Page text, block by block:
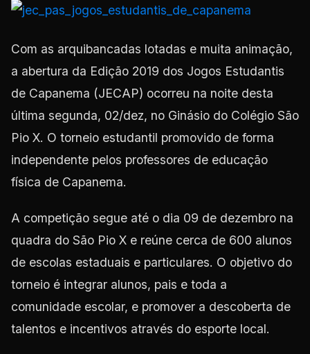
Com as arquibancadas lotadas e muita animação,
a abertura da Edição 2019 dos Jogos Estudantis
de Capanema (JECAP) ocorreu na noite desta
última segunda, 02/dez, no Ginásio do Colégio São
Pio X. O torneio estudantil promovido de forma
independente pelos professores de educação
física de Capanema.
A competição segue até o dia 09 de dezembro na
quadra do São Pio X e reúne cerca de 600 alunos
de escolas estaduais e particulares. O objetivo do
torneio é integrar alunos, pais e toda a
comunidade escolar, e promover a descoberta de
talentos e incentivos através do esporte local.